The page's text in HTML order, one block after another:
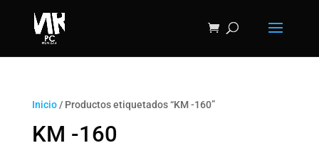
Inicio/ Productos etiquetados “KM -160”
KM -160